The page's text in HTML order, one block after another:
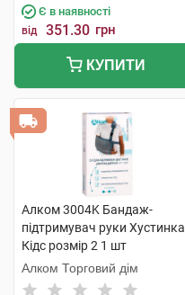
Є в наявності
від 351.30 грн
КУПИТИ
Алком 3004K Бандаж-
підтримувач руки Хустинка
Кідс розмір 2 1 шт
Алком Торговий дім